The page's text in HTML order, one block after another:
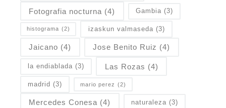
Fotografia nocturna (4) Gambia (3)
histograma (2) izaskun valmaseda (3)
Jaicano (4) Jose Benito Ruiz (4)
la endiablada (3) Las Rozas (4)
madrid (3) mario perez (2)
Mercedes Conesa (4) naturaleza (3)